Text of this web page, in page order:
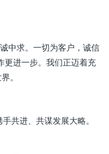
中求。一切为客户，诚信
更进一步。我们正迈着充
。
共进、共谋发展大略。